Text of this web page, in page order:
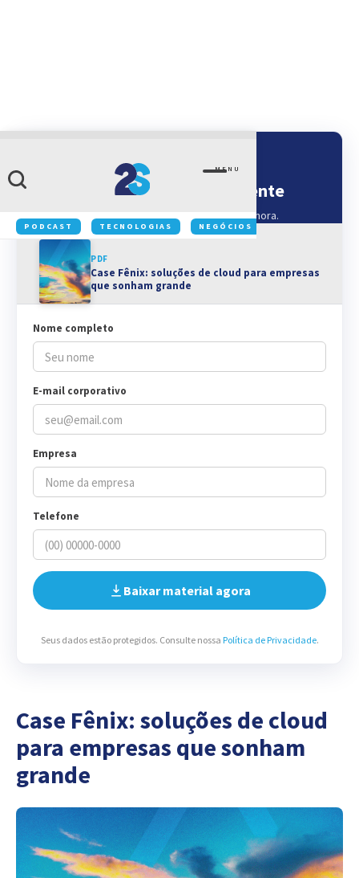
MENU
PODCAST TECNOLOGIAS NEGÓCIOS INOVAÇÃO
Case Fênix: soluções de cloud
para empresas que sonham
grande
Baixe o material gratuitamente
Preencha seus dados para receber o PDF na hora.
PDF
Case Fênix: soluções de cloud para empresas
que sonham grande
Nome completo
E-mail corporativo
Empresa
Telefone
Baixar material agora
Seus dados estão protegidos. Consulte nossa Política de Privacidade.